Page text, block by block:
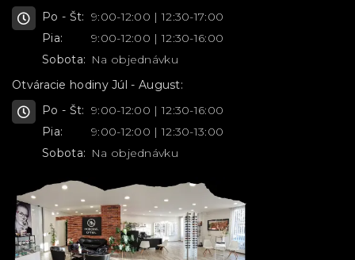
Po - Št: 9:00-12:00 | 12:30-17:00
Pia:
9:00-12:00 | 12:30-16:00
Sobota: Na objednávku
Otváracie hodiny Júl - August:
Po - Št: 9:00-12:00 | 12:30-16:00
Pia:
9:00-12:00 | 12:30-13:00
Sobota: Na objednávku